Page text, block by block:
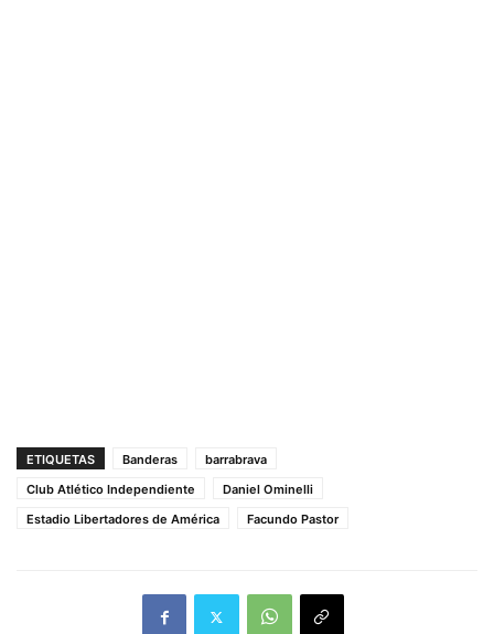
ETIQUETAS Banderas
barrabrava
Club Atlético Independiente
Daniel Ominelli
Estadio Libertadores de América
Facundo Pastor